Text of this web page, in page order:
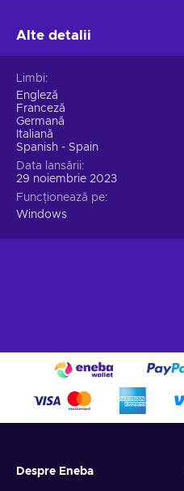
Alte detalii
Limbi
Engleză
Franceză
Germană
Italiană
Spanish - Spain
Data lansării
29 noiembrie 2023
Funcționează pe
Windows
Despre Eneba